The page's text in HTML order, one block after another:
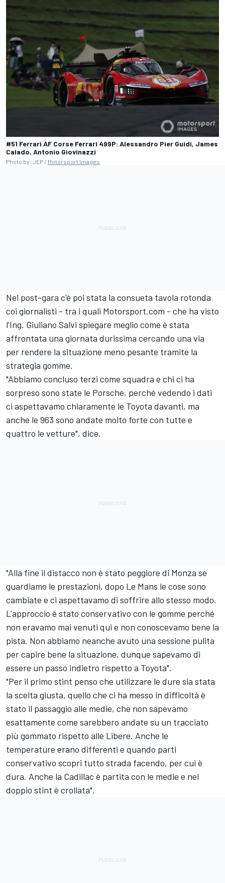
#51 Ferrari AF Corse Ferrari 499P: Alessandro Pier Guidi, James
Calado, Antonio Giovinazzi
Photo by: JEP / Motorsport Images
Nel post-gara c'è poi stata la consueta tavola rotonda
coi giornalisti - tra i quali Motorsport.com - che ha visto
l'Ing. Giuliano Salvi spiegare meglio come è stata
affrontata una giornata durissima cercando una via
per rendere la situazione meno pesante tramite la
strategia gomme.
"Abbiamo concluso terzi come squadra e chi ci ha
sorpreso sono state le Porsche, perché vedendo i dati
ci aspettavamo chiaramente le Toyota davanti, ma
anche le 963 sono andate molto forte con tutte e
quattro le vetture", dice.
"Alla fine il distacco non è stato peggiore di Monza se
guardiamo le prestazioni, dopo Le Mans le cose sono
cambiate e ci aspettavamo di soffrire allo stesso modo.
L'approccio è stato conservativo con le gomme perché
non eravamo mai venuti qui e non conoscevamo bene la
pista. Non abbiamo neanche avuto una sessione pulita
per capire bene la situazione, dunque sapevamo di
essere un passo indietro rispetto a Toyota".
"Per il primo stint penso che utilizzare le dure sia stata
la scelta giusta, quello che ci ha messo in difficoltà è
stato il passaggio alle medie, che non sapevamo
esattamente come sarebbero andate su un tracciato
più gommato rispetto alle Libere. Anche le
temperature erano differenti e quando parti
conservativo scopri tutto strada facendo, per cui è
dura. Anche la Cadillac è partita con le medie e nel
doppio stint è crollata".